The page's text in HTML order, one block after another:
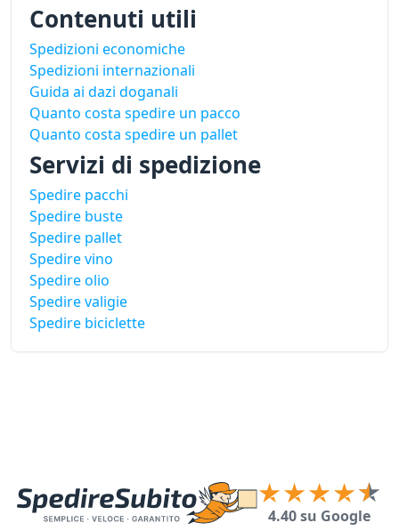
Contenuti utili
Spedizioni economiche
Spedizioni internazionali
Guida ai dazi doganali
Quanto costa spedire un pacco
Quanto costa spedire un pallet
Servizi di spedizione
Spedire pacchi
Spedire buste
Spedire pallet
Spedire vino
Spedire olio
Spedire valigie
Spedire biciclette
4.40 su Google